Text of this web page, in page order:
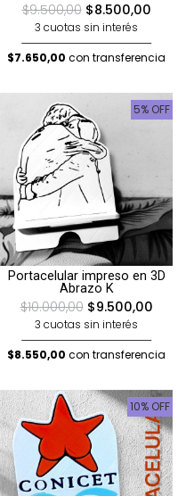
$9.500,00$8.500,00
3 cuotas sin interés
$7.650,00 con transferencia
5% OFF
Portacelular impreso en 3D
Abrazo K
$10.000,00$9.500,00
3 cuotas sin interés
$8.550,00 con transferencia
10% OFF